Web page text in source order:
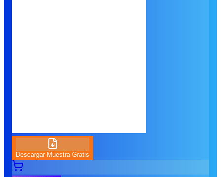
Descargar Muestra Gratis